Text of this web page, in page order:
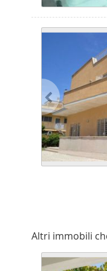
Altri immobili